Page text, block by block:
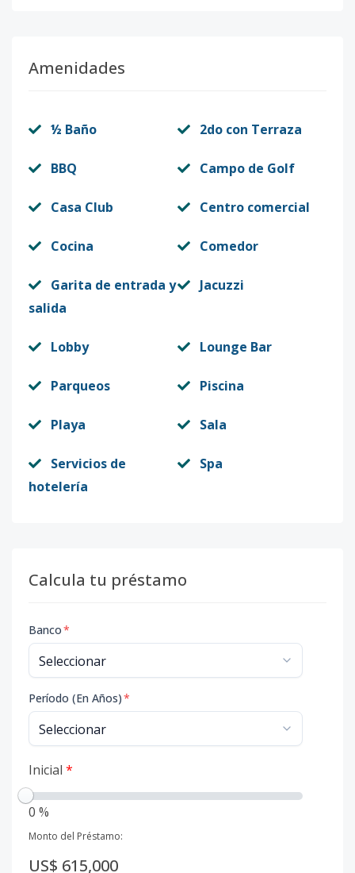
Amenidades
½ Baño 2do con Terraza
BBQ Campo de Golf
Casa Club Centro comercial
Cocina Comedor
Garita de entrada y
salida
Jacuzzi
Lobby Lounge Bar
Parqueos Piscina
Playa Sala
Servicios de
hotelería
Spa
Calcula tu préstamo
Banco*
Período (En Años)*
Inicial *
0 %
Monto del Préstamo:
US$ 615,000